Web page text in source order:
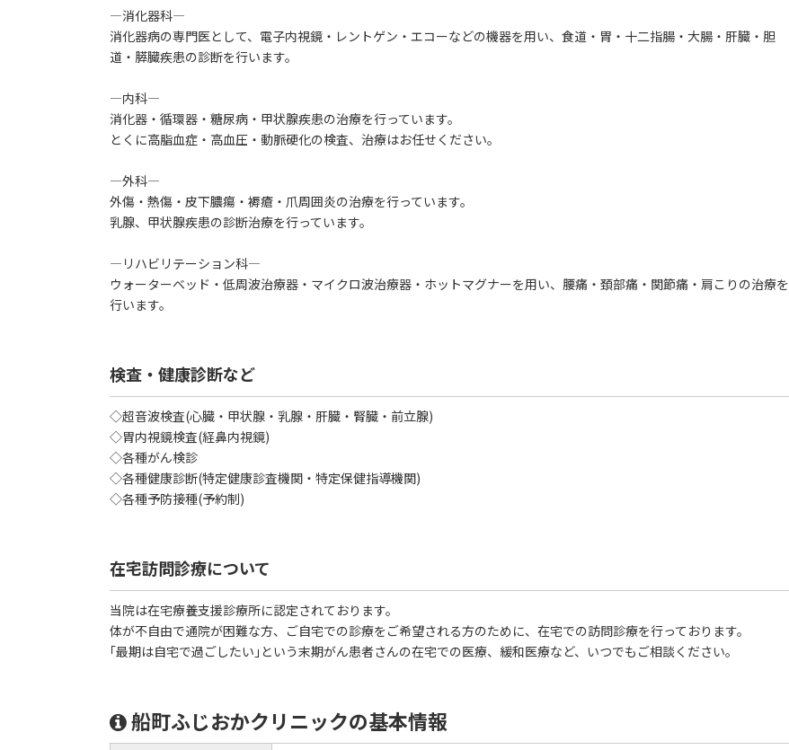
―消化器科―
消化器病の専門医として、電子内視鏡・レントゲン・エコーなどの機器を用い、食道・胃・十二指腸・大腸・肝臓・胆
道・膵臓疾患の診断を行います。
―内科―
消化器・循環器・糖尿病・甲状腺疾患の治療を行っています。
とくに高脂血症・高血圧・動脈硬化の検査、治療はお任せください。
―外科―
外傷・熱傷・皮下膿瘍・褥瘡・爪周囲炎の治療を行っています。
乳腺、甲状腺疾患の診断治療を行っています。
―リハビリテーション科―
ウォーターベッド・低周波治療器・マイクロ波治療器・ホットマグナーを用い、腰痛・頚部痛・関節痛・肩こりの治療を
行います。
検査・健康診断など
◇超音波検査(心臓・甲状腺・乳腺・肝臓・腎臓・前立腺)
◇胃内視鏡検査(経鼻内視鏡)
◇各種がん検診
◇各種健康診断(特定健康診査機関・特定保健指導機関)
◇各種予防接種(予約制)
在宅訪問診療について
当院は在宅療養支援診療所に認定されております。
体が不自由で通院が困難な方、ご自宅での診療をご希望される方のために、在宅での訪問診療を行っております。
｢最期は自宅で過ごしたい｣という末期がん患者さんの在宅での医療、緩和医療など、いつでもご相談ください。
船町ふじおかクリニックの基本情報